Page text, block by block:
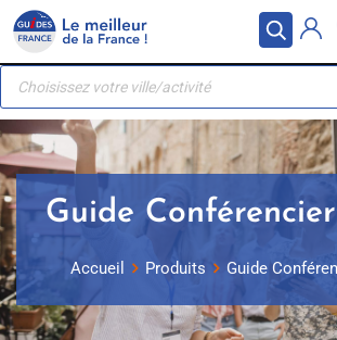
Panneau de gestion des cookies
Skip
content
Recherche
produits
Guide
Accueil Produits Guide